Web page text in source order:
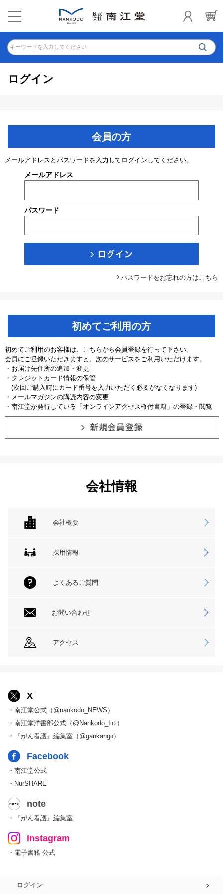
キーワードを入力してください
ログイン
会員の方
メールアドレスとパスワードを入力してログインしてください。
メールアドレス
パスワード
パスワードをお忘れの方はこちら
初めてご利用の方
初めてご利用のお客様は、こちらから会員登録を行って下さい。
会員にご登録いただきますと、次のサービスをご利用いただけます。
・お届け先住所の追加・変更
・クレジットカード情報の保管
(次回ご購入時にカード番号を入力いただく必要がなくなります)
・メールマガジンの購読内容の変更
・南江堂が発行している「オンラインアクセス権付書籍」の登録・閲覧
会社情報
会社概要
採用情報
よくあるご質問
お問い合わせ
アクセス
X
・南江堂公式（@nankodo_NEWS）
・南江堂洋書部公式（@Nankodo_Intl）
・『がん看護』編集室（@gankango）
Facebook
・南江堂公式
・NurSHARE
note
・『がん看護』編集室
Instagram
・電子書籍 公式
ログイン